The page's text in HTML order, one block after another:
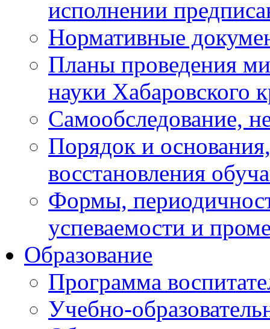
исполнении
Нормативные
Планы проведения
науки Хабаровского
Самообследование,
Порядок и
восстановления
Формы,
успеваемости и
Образование
Программа
Учебно-